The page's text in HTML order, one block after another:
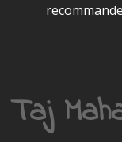
Taj